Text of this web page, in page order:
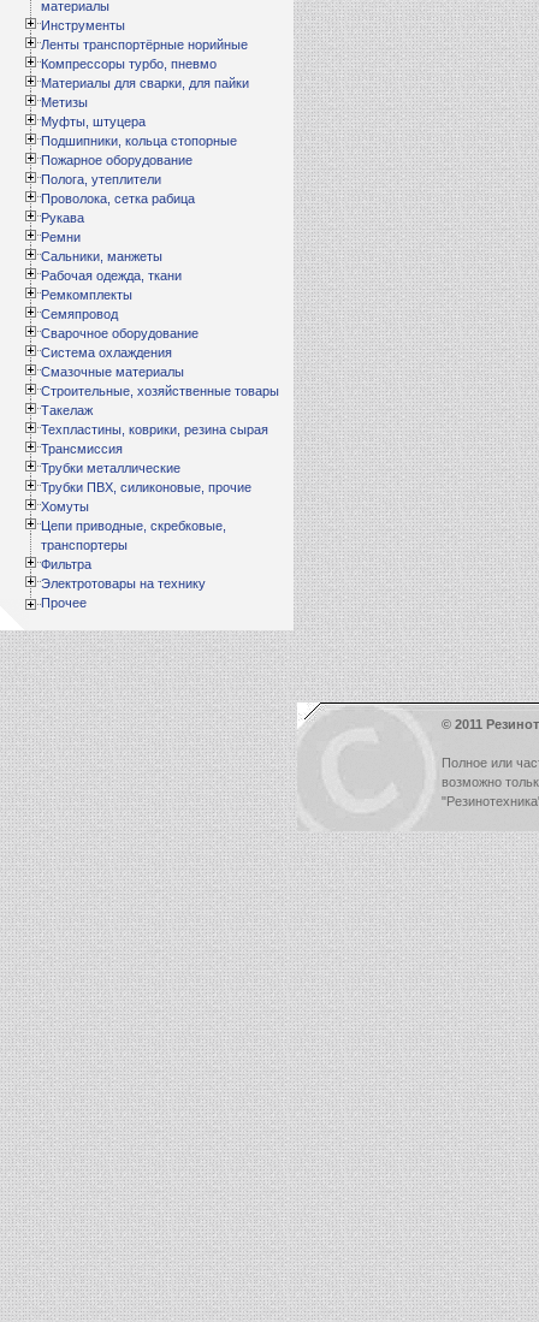
материалы
Инструменты
Ленты транспортёрные норийные
Компрессоры турбо, пневмо
Материалы для сварки, для пайки
Метизы
Муфты, штуцера
Подшипники, кольца стопорные
Пожарное оборудование
Полога, утеплители
Проволока, сетка рабица
Рукава
Ремни
Сальники, манжеты
Рабочая одежда, ткани
Ремкомплекты
Семяпровод
Сварочное оборудование
Система охлаждения
Смазочные материалы
Строительные, хозяйственные товары
Такелаж
Техпластины, коврики, резина сырая
Трансмиссия
Трубки металлические
Трубки ПВХ, силиконовые, прочие
Хомуты
Цепи приводные, скребковые,
транспортеры
Фильтра
Электротовары на технику
Прочее
© 2011
Полное или
возможно